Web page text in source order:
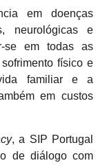
em doenças
neurológicas e
se em todas as
físico e
familiar e a
em custos
, a SIP Portugal
de diálogo com